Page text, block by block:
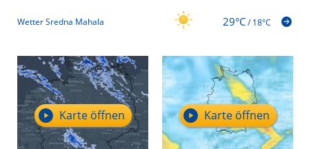
Wetter Sredna Mahala 29°C/18°C
Karte öffnen Karte öffnen